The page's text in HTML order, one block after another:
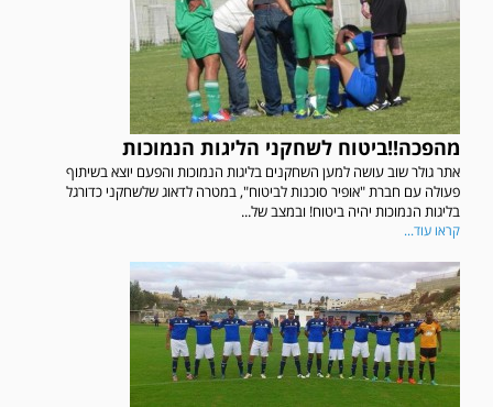
מהפכה!!ביטוח לשחקני הליגות הנמוכות
אתר גולר שוב עושה למען השחקנים בליגות הנמוכות והפעם יוצא בשיתוף
פעולה עם חברת "אופיר סוכנות לביטוח", במטרה לדאוג שלשחקני כדורגל
בליגות הנמוכות יהיה ביטוח! ובמצב של...
קראו עוד...